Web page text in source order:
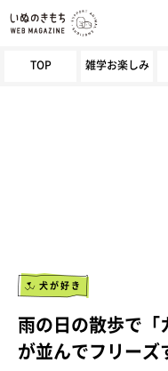
TOP 雑学お楽しみ
犬が好き
雨の日の散歩で
が並んでフリーズ